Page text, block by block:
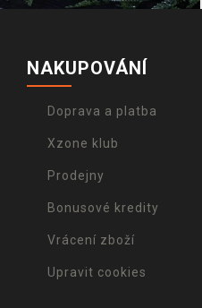
NAKUPOVÁNÍ
Doprava a platba
Xzone klub
Prodejny
Bonusové kredity
Vrácení zboží
Upravit cookies